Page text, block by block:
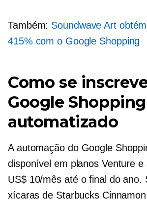
Também: Soundwave Art
415% com o Google Shopping
Como se
Google Shopping
automatizado
A automação do Google
disponível em planos Venture
US$ 10/mês até o final do ano.
xícaras de Starbucks